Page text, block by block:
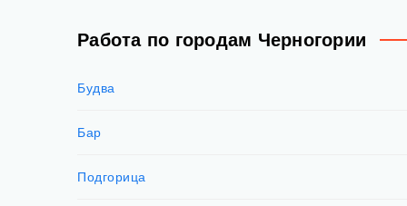
Работа по городам Черногории
Будва
Бар
Подгорица